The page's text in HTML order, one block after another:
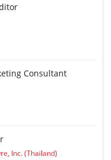
Consultant
Inc. (Thailand)